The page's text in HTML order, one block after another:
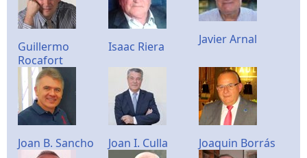
Guillermo
Rocafort
Isaac Riera Javier Arnal
Joan B. Sancho Joan I. Culla Joaquin Borrás